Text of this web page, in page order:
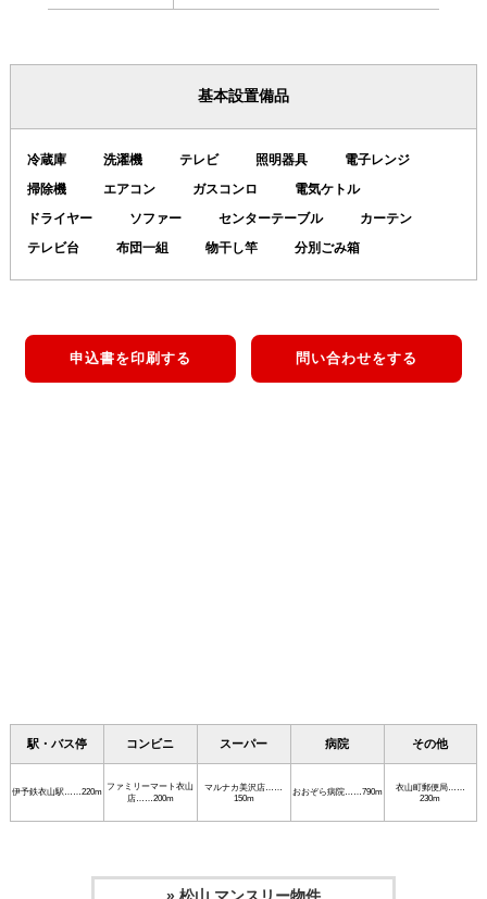
基本設置備品
冷蔵庫 洗濯機 テレビ 照明器具
電子レンジ
掃除機
エアコン ガスコンロ
電気ケトル
ドライヤー
ソファー センターテーブル
カーテン
テレビ台
布団一組 物干し竿 分別ごみ箱
申込書を印刷する 問い合わせをする
駅・バス停 コンビニ スーパー 病院 その他
伊予鉄衣山駅……220m
ファミリーマート衣山
店……200m
マルナカ美沢店……
150m
おおぞら病院……790m
衣山町郵便局……
230m